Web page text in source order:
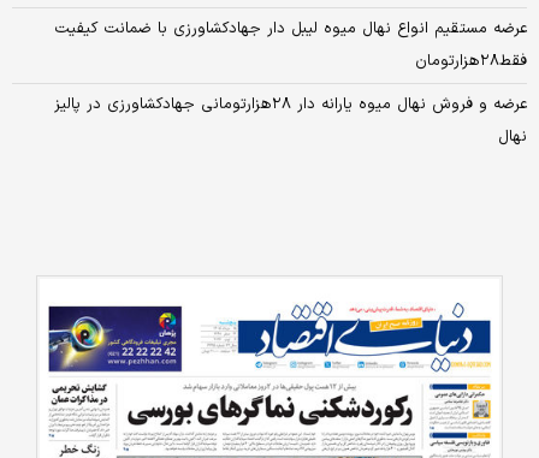
عرضه مستقیم انواع نهال میوه لیبل دار جهادکشاورزی با ضمانت کیفیت
فقط۲۸هزارتومان
عرضه و فروش نهال میوه یارانه دار ۲۸هزارتومانی جهادکشاورزی در پالیز
نهال